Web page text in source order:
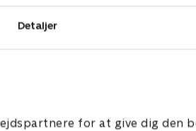
Detaljer
for at give dig den
forud for årets talentshow.